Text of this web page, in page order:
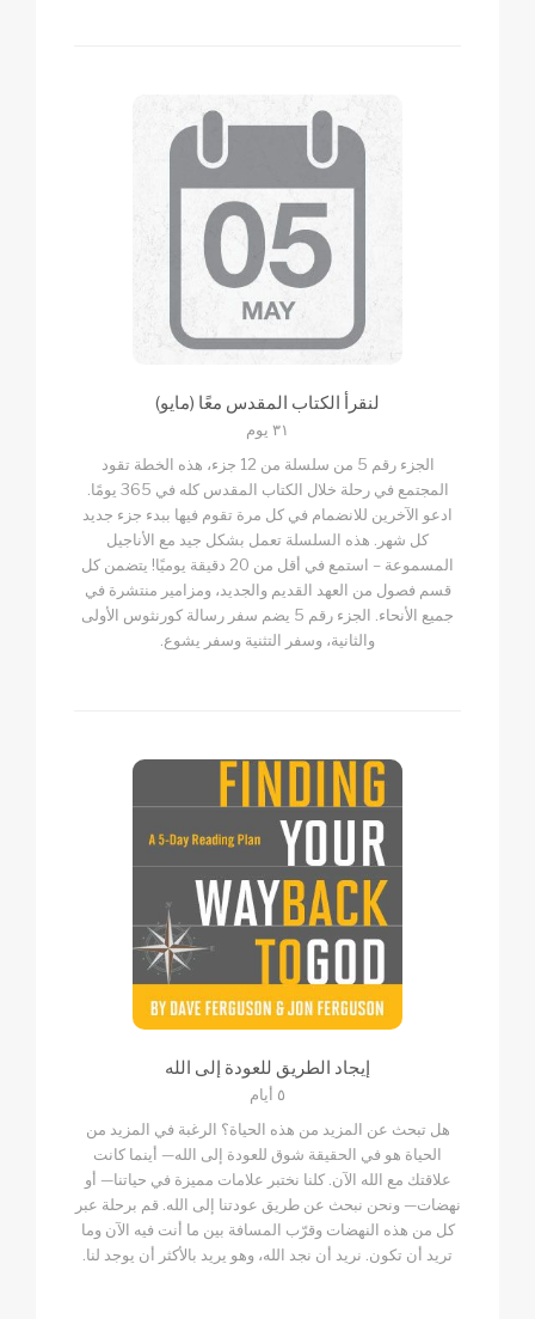
لنقرأ الكتاب المقدس معًا (مايو)
٣١ يوم
الجزء رقم 5 من سلسلة من 12 جزء، هذه الخطة تقود
المجتمع في رحلة خلال الكتاب المقدس كله في 365 يومًا.
ادعو الآخرين للانضمام في كل مرة تقوم فيها ببدء جزء جديد
كل شهر. هذه السلسلة تعمل بشكل جيد مع الأناجيل
المسموعة – استمع في أقل من 20 دقيقة يوميًا! يتضمن كل
قسم فصول من العهد القديم والجديد، ومزامير منتشرة في
جميع الأنحاء. الجزء رقم 5 يضم سفر رسالة كورنثوس الأولى
والثانية، وسفر التثنية وسفر يشوع.
إيجاد الطريق للعودة إلى الله
٥ أيام
هل تبحث عن المزيد من هذه الحياة؟ الرغبة في المزيد من
الحياة هو في الحقيقة شوق للعودة إلى الله— أينما كانت
علاقتك مع الله الآن. كلنا نختبر علامات مميزة في حياتنا— أو
نهضات— ونحن نبحث عن طريق عودتنا إلى الله. قم برحلة عبر
كل من هذه النهضات وقرّب المسافة بين ما أنت فيه الآن وما
تريد أن تكون. نريد أن نجد الله، وهو يريد بالأكثر أن يوجد لنا.